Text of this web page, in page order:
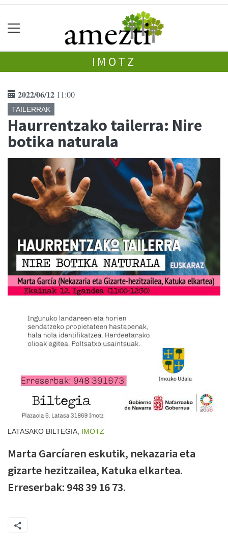
IMOTZ
2022/06/12 11:00
TAILERRAK
Haurrentzako tailerra: Nire
botika naturala
LATASAKO BILTEGIA, IMOTZ
Marta Garcíaren eskutik, nekazaria eta
gizarte hezitzailea, Katuka elkartea.
Erreserbak: 948 39 16 73.